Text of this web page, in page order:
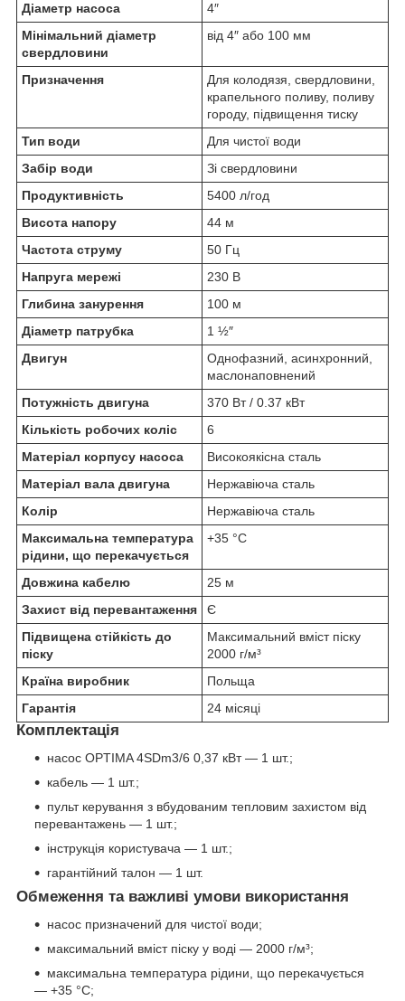
Діаметр насоса
4″
Мінімальний діаметр
свердловини
від 4″ або 100 мм
Призначення
Для колодязя, свердловини,
крапельного поливу, поливу
городу, підвищення тиску
Тип води
Для чистої води
Забір води
Зі свердловини
Продуктивність
5400 л/год
Висота напору
44 м
Частота струму
50 Гц
Напруга мережі
230 В
Глибина занурення
100 м
Діаметр патрубка
1 ½″
Двигун
Однофазний, асинхронний,
маслонаповнений
Потужність двигуна
370 Вт / 0.37 кВт
Кількість робочих коліс
6
Матеріал корпусу насоса
Високоякісна сталь
Матеріал вала двигуна
Нержавіюча сталь
Колір
Нержавіюча сталь
Максимальна температура
рідини, що перекачується
+35 °C
Довжина кабелю
25 м
Захист від перевантаження
Є
Підвищена стійкість до
піску
Максимальний вміст піску
2000 г/м³
Країна виробник
Польща
Гарантія
24 місяці
Комплектація
насос OPTIMA 4SDm3/6 0,37 кВт — 1 шт.;
кабель — 1 шт.;
пульт керування з вбудованим тепловим захистом від
перевантажень — 1 шт.;
інструкція користувача — 1 шт.;
гарантійний талон — 1 шт.
Обмеження та важливі умови використання
насос призначений для чистої води;
максимальний вміст піску у воді — 2000 г/м³;
максимальна температура рідини, що перекачується
— +35 °C;